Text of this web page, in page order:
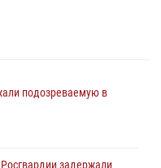
подозреваемую в
задержали